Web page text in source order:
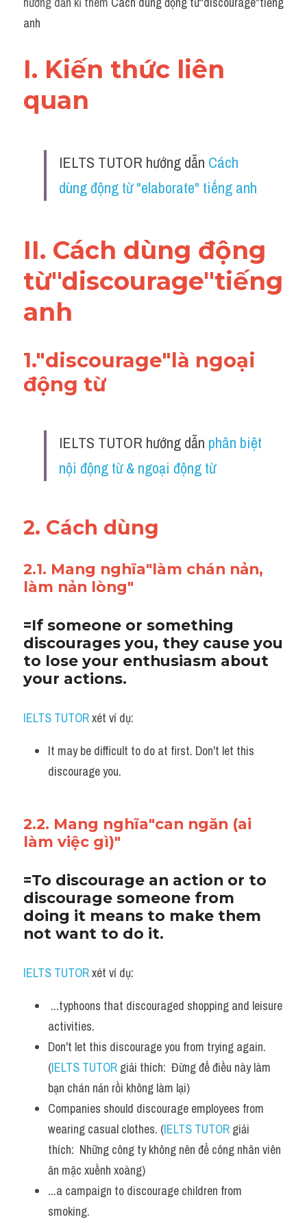
Grammar
Cách paraphrase
Part 2
Verb
Cấu trúc câu
Report đề thi thật IELTS GENERAL
Đề thi thật Task 1
Adv
Cách dùng từ
Từ vựng theo tiền tố
Ngân hàng đề thi máy
Phân biệt từ
IELTS Advice
Listening
Speaking
Homepage
anh
I. Kiến thức liên
quan
IELTS TUTOR hướng dẫn Cách
dùng động từ "elaborate" tiếng anh
II. Cách dùng động
từ"discourage"tiếng
anh
1."discourage"là ngoại
động từ
IELTS TUTOR hướng dẫn phân biệt
nội động từ & ngoại động từ
2. Cách dùng
2.1. Mang nghĩa"làm chán nản,
làm nản lòng"
=If someone or something
discourages you, they cause you
to lose your enthusiasm about
your actions.
IELTS TUTOR xét ví dụ:
It may be difficult to do at first. Don't let this
discourage you.
2.2. Mang nghĩa"can ngăn (ai
làm việc gì)"
=To discourage an action or to
discourage someone from
doing it means to make them
not want to do it.
IELTS TUTOR xét ví dụ:
...typhoons that discouraged shopping and leisure
activities.
Don't let this discourage you from trying again.
(IELTS TUTOR giải thích:  Đừng để điều này làm
bạn chán nản rồi không làm lại)
Companies should discourage employees from
wearing casual clothes. (IELTS TUTOR giải
thích:  Những công ty không nên để công nhân viên
ăn mặc xuềnh xoàng)
...a campaign to discourage children from
smoking.